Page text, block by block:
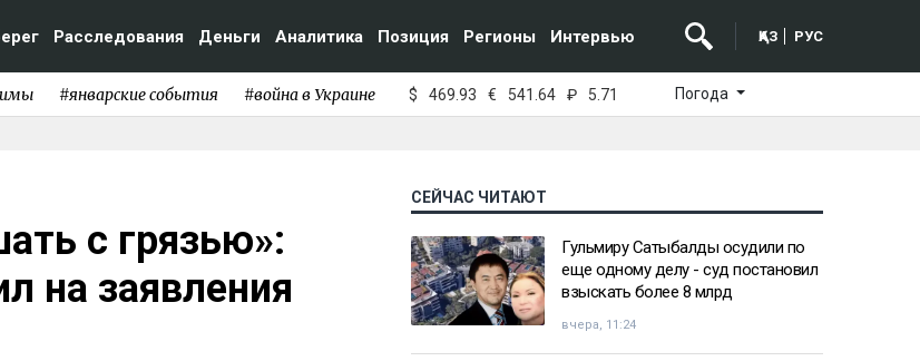
Расследования Деньги Аналитика Позиция Регионы Интервью ҚАЗ РУС
#январские события #война в Украине $ 469.93 € 541.64 ₽ 5.71 Погода
с грязью»:
на заявления
СЕЙЧАС ЧИТАЮТ
Гульмиру Сатыбалды осудили по
еще одному делу - суд постановил
взыскать более 8 млрд
вчера, 11:24